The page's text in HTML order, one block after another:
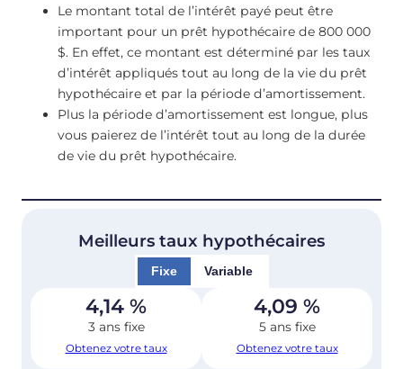
Le montant total de l’intérêt payé peut être
important pour un prêt hypothécaire de 800 000
$. En effet, ce montant est déterminé par les taux
d’intérêt appliqués tout au long de la vie du prêt
hypothécaire et par la période d’amortissement.
Plus la période d’amortissement est longue, plus
vous paierez de l’intérêt tout au long de la durée
de vie du prêt hypothécaire.
Meilleurs taux hypothécaires
Fixe Variable
4,14 %
3 ans fixe
Obtenez votre taux
4,09 %
5 ans fixe
Obtenez votre taux